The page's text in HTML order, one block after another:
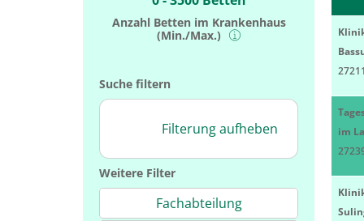
Anzahl Betten im Krankenhaus
(Min./Max.)
Suche filtern
Filterung aufheben
Weitere Filter
Fachabteilung
im